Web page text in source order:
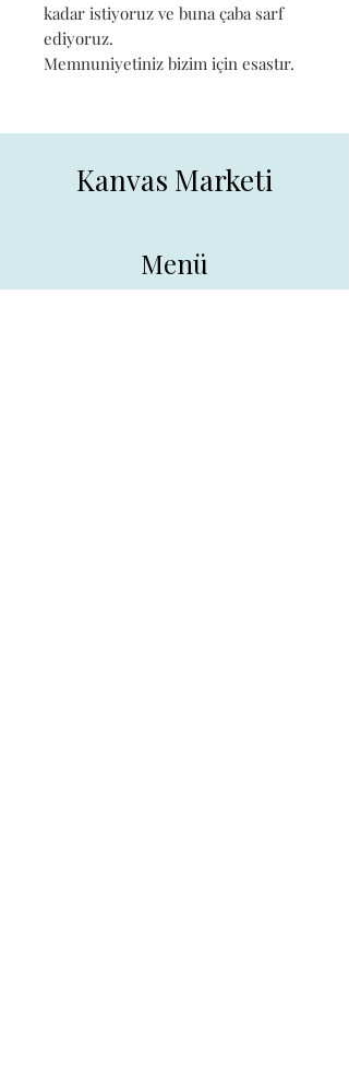
kadar istiyoruz ve buna çaba sarf
ediyoruz.
Memnuniyetiniz bizim için esastır.
Kanvas Marketi
Menü